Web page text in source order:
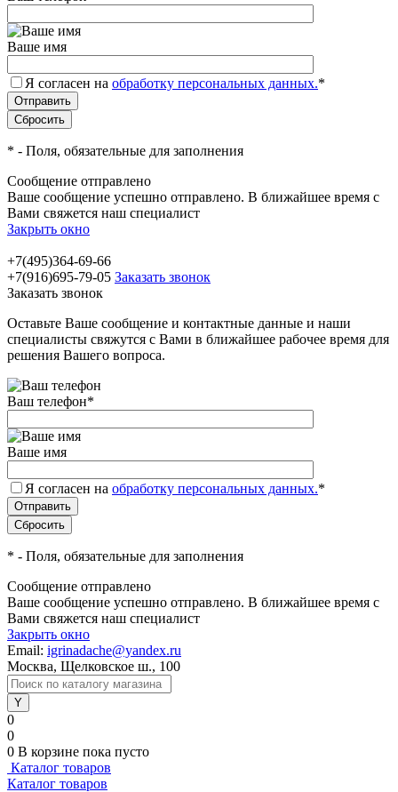
Ваше имя
Я согласен на обработку персональных данных.*
* - Поля, обязательные для заполнения
Сообщение отправлено
Ваше сообщение успешно отправлено. В ближайшее время с
Вами свяжется наш специалист
Закрыть окно
+7(495)364-69-66
+7(916)695-79-05 Заказать звонок
Заказать звонок
Оставьте Ваше сообщение и контактные данные и наши
специалисты свяжутся с Вами в ближайшее рабочее время для
решения Вашего вопроса.
Ваш телефон*
Ваше имя
Я согласен на обработку персональных данных.*
* - Поля, обязательные для заполнения
Сообщение отправлено
Ваше сообщение успешно отправлено. В ближайшее время с
Вами свяжется наш специалист
Закрыть окно
Email: igrinadache@yandex.ru
Москва, Щелковское ш., 100
0
0
0 В корзине пока пусто
Каталог товаров
Каталог товаров